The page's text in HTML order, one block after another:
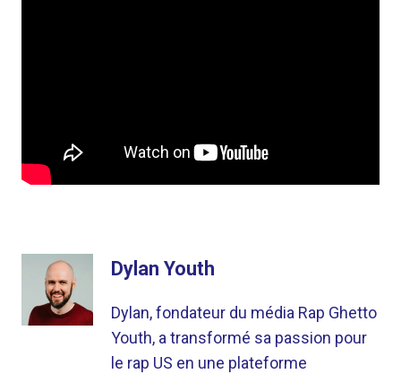
Dylan Youth
Dylan, fondateur du média Rap Ghetto
Youth, a transformé sa passion pour
le rap US en une plateforme